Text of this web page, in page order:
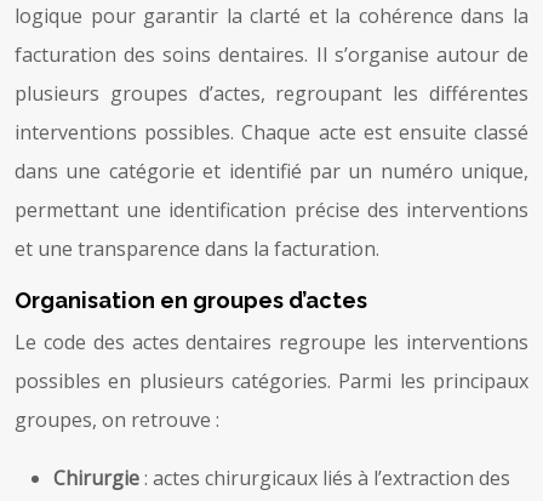
logique pour garantir la clarté et la cohérence dans la
facturation des soins dentaires. Il s’organise autour de
plusieurs groupes d’actes, regroupant les différentes
interventions possibles. Chaque acte est ensuite classé
dans une catégorie et identifié par un numéro unique,
permettant une identification précise des interventions
et une transparence dans la facturation.
Organisation en groupes d’actes
Le code des actes dentaires regroupe les interventions
possibles en plusieurs catégories. Parmi les principaux
groupes, on retrouve :
Chirurgie: actes chirurgicaux liés à l’extraction des